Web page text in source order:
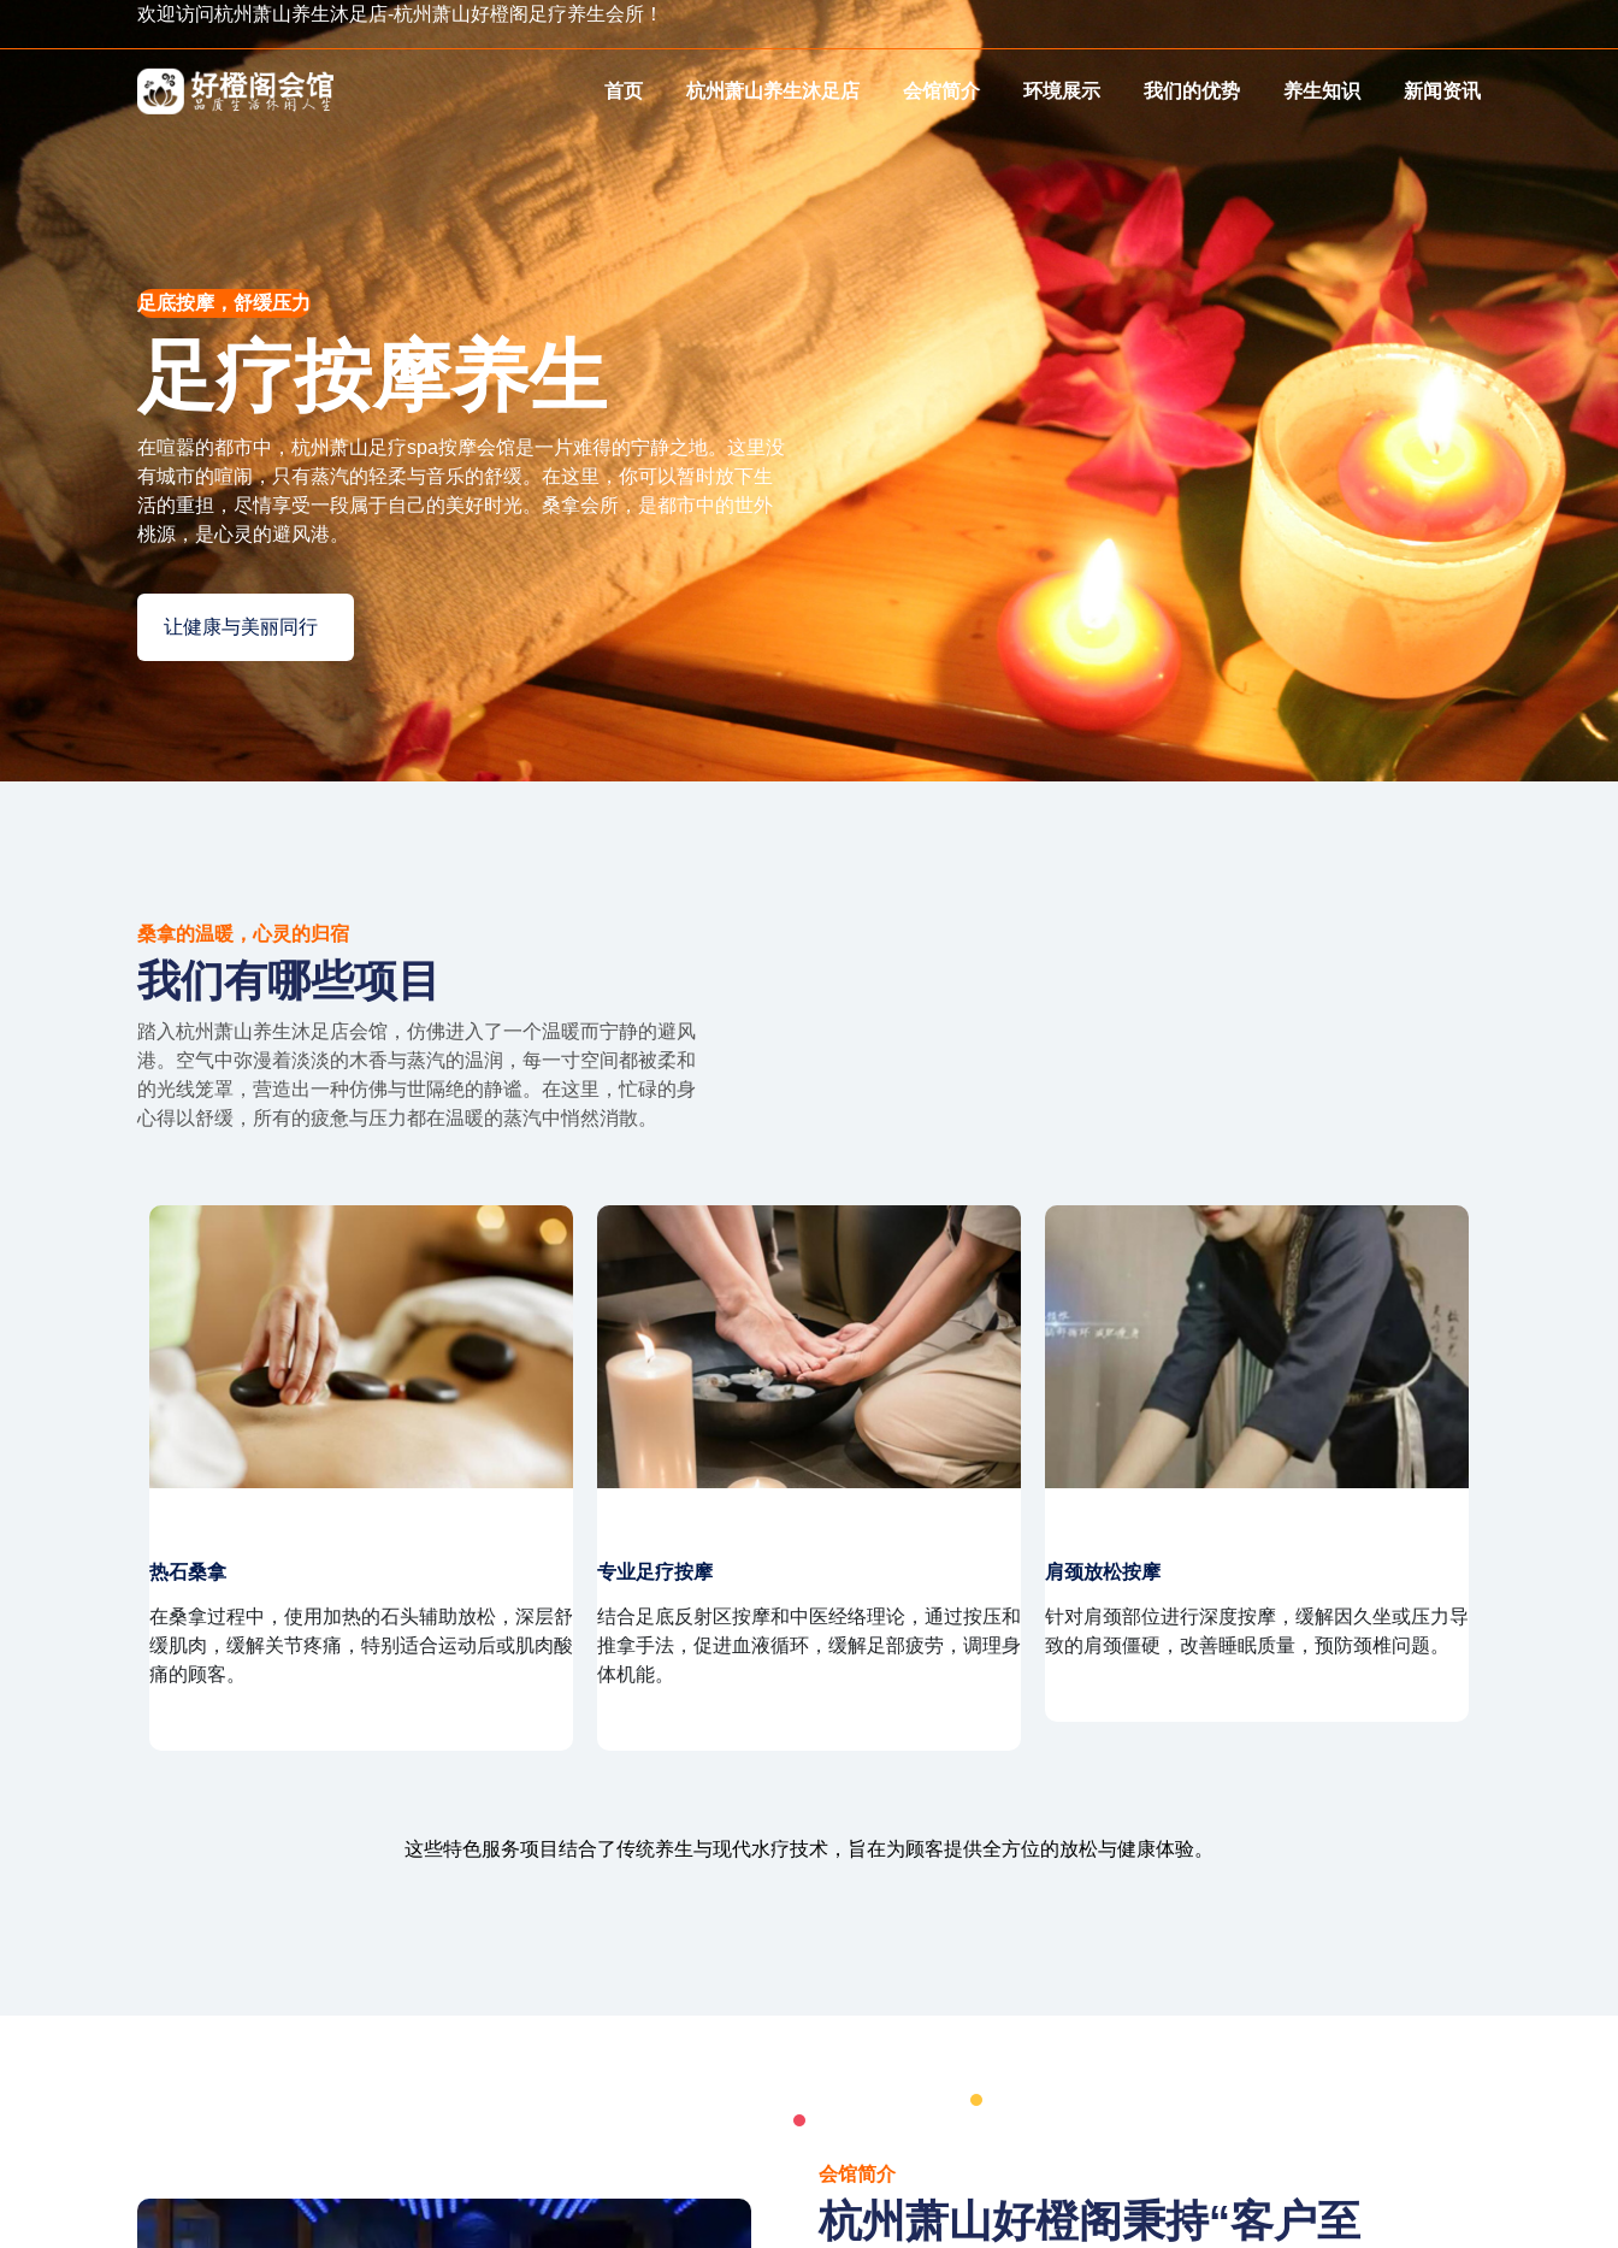
欢迎访问杭州萧山养生沐足店-杭州萧山好橙阁足疗养生会所！
首页 杭州萧山养生沐足店 会馆简介 环境展示 我们的优势 养生知识 新闻资讯
足底按摩，舒缓压力
足疗按摩养生
在喧嚣的都市中，杭州萧山足疗spa按摩会馆是一片难得的宁静之地。这里没
有城市的喧闹，只有蒸汽的轻柔与音乐的舒缓。在这里，你可以暂时放下生
活的重担，尽情享受一段属于自己的美好时光。桑拿会所，是都市中的世外
桃源，是心灵的避风港。
让健康与美丽同行
桑拿的温暖，心灵的归宿
我们有哪些项目
踏入杭州萧山养生沐足店会馆，仿佛进入了一个温暖而宁静的避风
港。空气中弥漫着淡淡的木香与蒸汽的温润，每一寸空间都被柔和
的光线笼罩，营造出一种仿佛与世隔绝的静谧。在这里，忙碌的身
心得以舒缓，所有的疲惫与压力都在温暖的蒸汽中悄然消散。
全身精油推拿
使用天然精油，结合专业推拿手法，舒缓全身肌
肉，促进血液循环，提升肌肤光泽与弹性，同时放
松身心。
泰式古法按摩
采用泰式传统手法，通过舒缓的动作和拉伸，放松
肌肉，改善身体柔韧性，缓解疲劳，适合追求深度
放松的顾客。
日式指压按摩
结合日本传统指压手法，通过按压穴位和经络，促
进气血流通，缓解肌肉紧张，适合注重养生的顾
这些特色服务项目结合了传统养生与现代水疗技术，旨在为顾客提供全方位的放松与健康体验。
会馆简介
杭州萧山好橙阁秉持“客户至